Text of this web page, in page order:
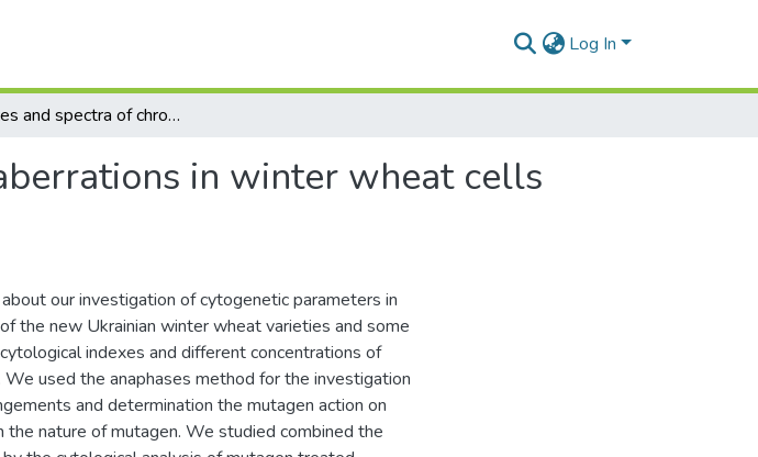
Log In
Rates and spectra of chromosome aberrations in winter wheat cells after dimethylsulfate action
in winter wheat cells
our investigation of cytogenetic parameters in
the new Ukrainian winter wheat varieties and some
indexes and different concentrations of
used the anaphases method for the investigation
and determination the mutagen action on
the nature of mutagen. We studied combined the